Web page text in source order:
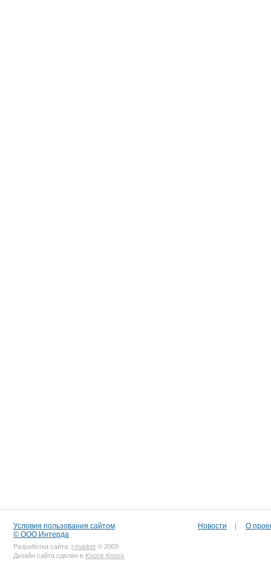
Условия пользования сайтом
© ООО Интерда
Разработка сайта: i-market © 2009
Дизайн сайта сделан в Knock Knock
Новости О